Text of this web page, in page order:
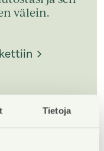
Tietoja
välein.